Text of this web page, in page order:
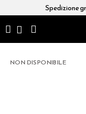
Spedizione
NON DISPONIBILE